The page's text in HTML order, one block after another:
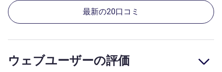
最新の20口コミ
ウェブユーザーの評価